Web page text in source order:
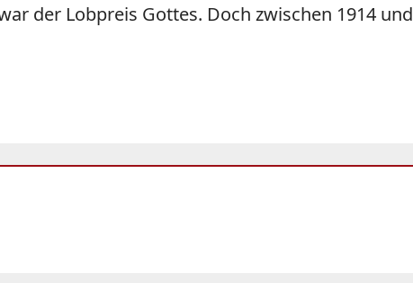
der Lobpreis Gottes. Doch zwischen 1914